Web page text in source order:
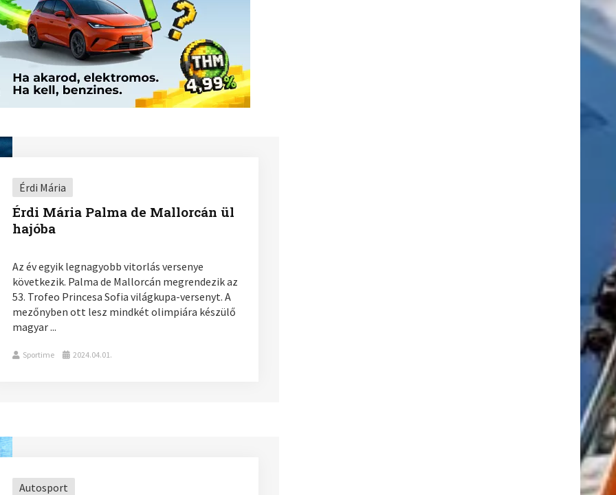
Érdi Mária
Érdi Mária Palma de Mallorcán ül
hajóba
Az év egyik legnagyobb vitorlás versenye
következik. Palma de Mallorcán megrendezik az
53. Trofeo Princesa Sofia világkupa-versenyt. A
mezőnyben ott lesz mindkét olimpiára készülő
magyar ...
Sportime 2024.04.01.
Autosport